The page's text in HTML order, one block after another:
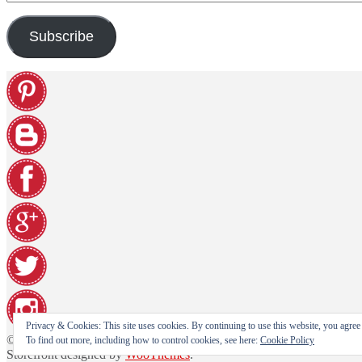
Address
Subscribe
© Paninohome e-shop 2026
Storefront designed byWooThemes.
Privacy & Cookies: This site uses cookies. By continuing to use this website, you
To find out more, including how to control cookies, see here: Cookie Policy